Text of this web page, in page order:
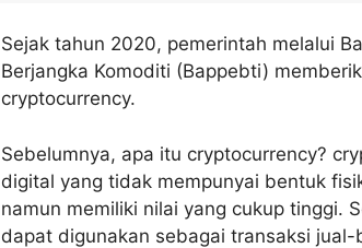
Sejak tahun 2020, pemerintah melalui
Berjangka Komoditi (Bappebti)
cryptocurrency.
Sebelumnya, apa itu cryptocurrency?
digital yang tidak mempunyai bentuk
namun memiliki nilai yang cukup tinggi.
dapat digunakan sebagai transaksi jual-